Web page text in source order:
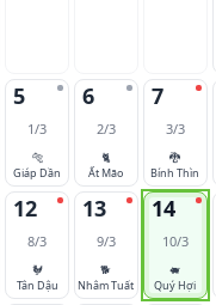
5
1/3
🐅
Giáp Dần
6
2/3
🐈
Ất Mão
7
3/3
🐉
Bính Thìn
12
8/3
🐓
Tân Dậu
13
9/3
🐕
Nhâm Tuất
14
10/3
🐖
Quý Hợi